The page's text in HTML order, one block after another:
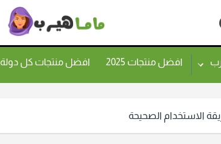
افضل منتجات 2025 افضل منتجات كل دولة
الاستخدام الصحيحة